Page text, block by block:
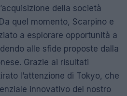
della società
quel momento, Scarpino e
a esplorare opportunità a
alle sfide proposte dalla
Grazie ai risultati
l’attenzione di Tokyo, che
innovativo del nostro